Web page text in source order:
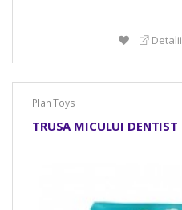
Detalii
Plan Toys
TRUSA MICULUI DENTIST